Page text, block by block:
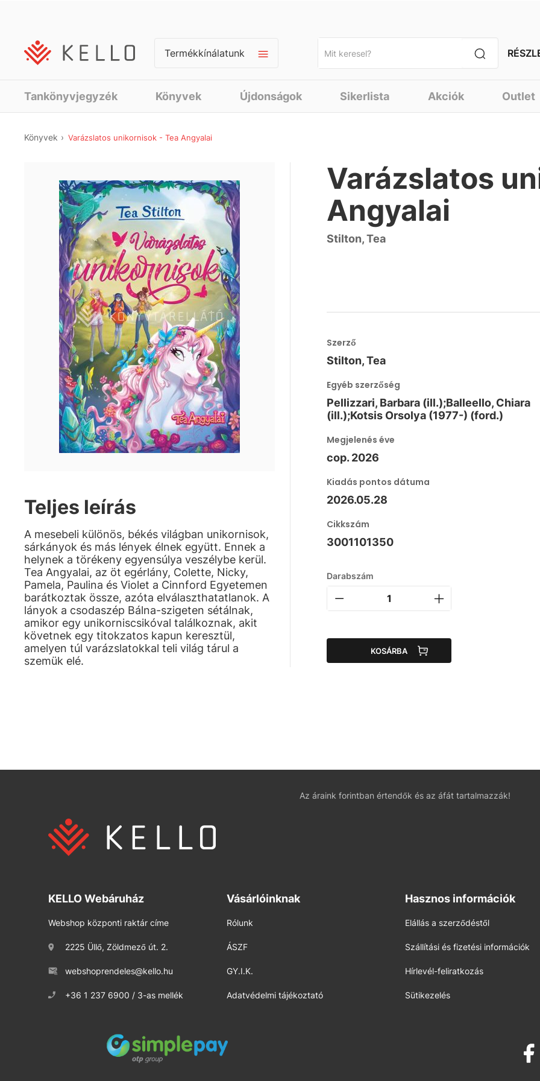
Termékkínálatunk
Tankönyvjegyzék Könyvek Újdonságok Sikerlista Akciók Outlet
Könyvek Varázslatos unikornisok - Tea Angyalai
Teljes leírás
A mesebeli különös, békés világban unikornisok,
sárkányok és más lények élnek együtt. Ennek a
helynek a törékeny egyensúlya veszélybe kerül.
Tea Angyalai, az öt egérlány, Colette, Nicky,
Pamela, Paulina és Violet a Cinnford Egyetemen
barátkoztak össze, azóta elválaszthatatlanok. A
lányok a csodaszép Bálna-szigeten sétálnak,
amikor egy unikorniscsikóval találkoznak, akit
követnek egy titokzatos kapun keresztül,
amelyen túl varázslatokkal teli világ tárul a
szemük elé.
Varázslatos
Angyalai
Stilton, Tea
Szerző
Stilton, Tea
Egyéb szerzőség
Pellizzari, Barbara (ill.);Balleello, Chiara
(ill.);Kotsis Orsolya (1977-) (ford.)
Megjelenés éve
cop. 2026
Kiadás pontos dátuma
2026.05.28
Cikkszám
3001101350
Darabszám
KOSÁRBA
Az áraink forintban értendők és az áfát tartalmazzák!
KELLO Webáruház
Webshop központi raktár címe
2225 Üllő, Zöldmező út. 2.
webshoprendeles@kello.hu
+36 1 237 6900 / 3-as mellék
Vásárlóinknak
Rólunk
ÁSZF
GY.I.K.
Adatvédelmi tájékoztató
Hasznos információk
Elállás a szerződéstől
Szállítási és fizetési információk
Hírlevél-feliratkozás
Sütikezelés